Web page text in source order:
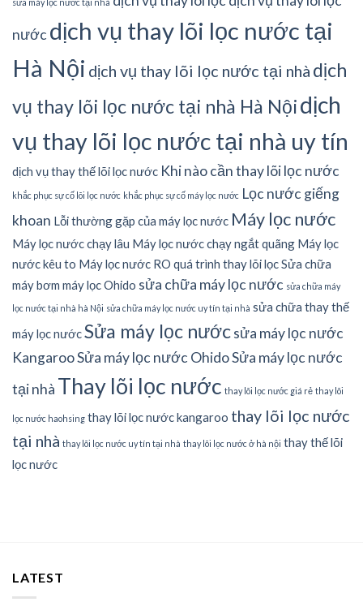
sửa máy lọc nước tại nhà
nước dịch vụ thay lõi lọc nước tại
Hà Nội dịch vụ thay lõi lọc nước tại nhà dịch
vụ thay lõi lọc nước tại nhà Hà Nộidịch
vụ thay lõi lọc nước tại nhà uy tín
dịch vụ thay thế lõi lọc nước Khi nào cần thay lõi lọc nước
khắc phục sự cố lõi lọc nước khắc phục sự cố máy lọc nước Lọc nước giếng
khoan Lỗi thường gặp của máy lọc nước Máy lọc nước
Máy lọc nước chạy lâu Máy lọc nước chạy ngắt quãng Máy lọc
nước kêu to Máy lọc nước RO quá trình thay lõi lọcSửa chữa
máy bơm máy lọc Ohido sửa chữa máy lọc nước sửa chữa máy
lọc nước tại nhà hà Nội sửa chữa máy lọc nước uy tín tại nhà sửa chữa thay thế
máy lọc nướcSửa máy lọc nướcsửa máy lọc nước
KangarooSửa máy lọc nước OhidoSửa máy lọc nước
tại nhà Thay lõi lọc nước thay lõi lọc nước giá rẻ thay lõi
lọc nước haohsing thay lõi lọc nước kangaroo thay lõi lọc nước
tại nhà thay lõi lọc nước uy tín tại nhà thay lõi lọc nước ở hà nội thay thế lõi
lọc nước
LATEST